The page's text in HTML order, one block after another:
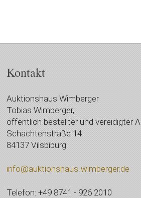
Kontakt
Auktionshaus Wimberger
Tobias Wimberger,
öffentlich bestellter und vereidigter
Schachtenstraße 14
84137 Vilsbiburg
info@auktionshaus-wimberger.de
Telefon: +49 8741 - 926 2010